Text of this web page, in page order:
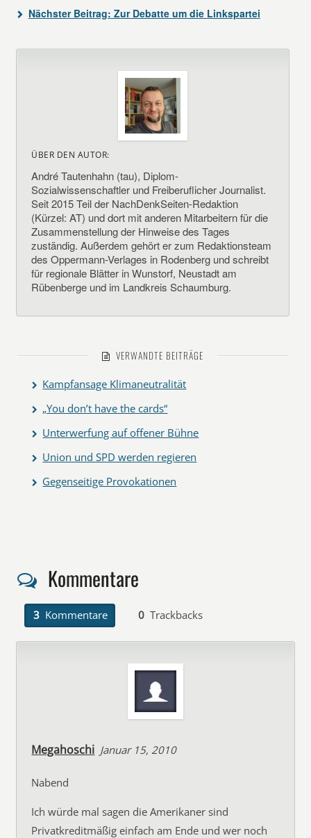
Nächster Beitrag: Zur Debatte um die Linkspartei
ÜBER DEN AUTOR:
André Tautenhahn (tau), Diplom-
Sozialwissenschaftler und Freiberuflicher Journalist.
Seit 2015 Teil der NachDenkSeiten-Redaktion
(Kürzel: AT) und dort mit anderen Mitarbeitern für die
Zusammenstellung der Hinweise des Tages
zuständig. Außerdem gehört er zum Redaktionsteam
des Oppermann-Verlages in Rodenberg und schreibt
für regionale Blätter in Wunstorf, Neustadt am
Rübenberge und im Landkreis Schaumburg.
VERWANDTE BEITRÄGE
Kampfansage Klimaneutralität
„You don’t have the cards“
Unterwerfung auf offener Bühne
Union und SPD werden regieren
Gegenseitige Provokationen
Kommentare
3 Kommentare 0 Trackbacks
Megahoschi Januar 15, 2010
Nabend
Ich würde mal sagen die Amerikaner sind
Privatkreditmäßig einfach am Ende und wer noch